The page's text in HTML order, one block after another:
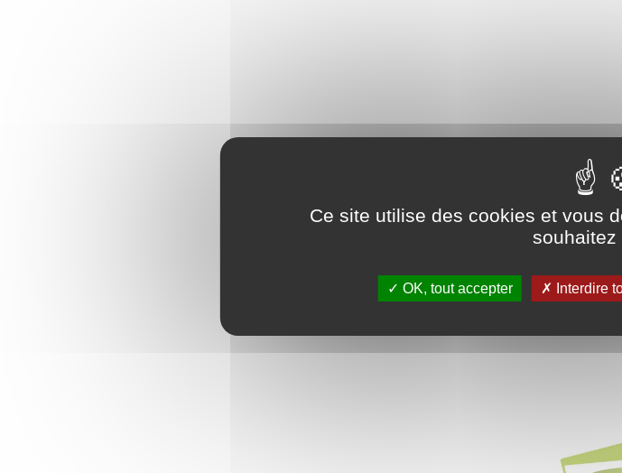
Ce site utilise des cookies et vous
souhaitez
OK, tout accepter Interdire